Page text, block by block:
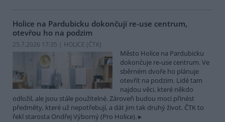
Holice na Pardubicku dokončují re-use centrum,
otevřou ho na podzim
25.7.2026 17:35 | HOLICE (ČTK)
Město Holice na Pardubicku
dokončuje re-use centrum. Ve
sběrném dvoře ho plánuje
otevřít na podzim. Lidé tam
najdou věci, které někdo
odložil, ale jsou stále použitelné. Zároveň budou moci přinést
předměty, které už nepotřebují, a dát jim tak druhý život. ČTK to
řekl starosta Ondřej Výborný (Pro Holice).